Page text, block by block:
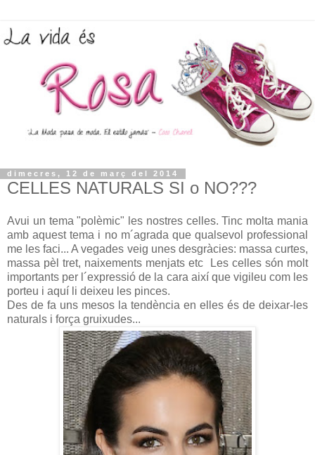
dimecres, 12 de març del 2014
CELLES NATURALS SI o NO???
Avui un tema "polèmic" les nostres celles. Tinc molta mania
amb aquest tema i no m´agrada que qualsevol professional
me les faci... A vegades veig unes desgràcies: massa curtes,
massa pèl tret, naixements menjats etc Les celles són molt
importants per l´expressió de la cara així que vigileu com les
porteu i aquí li deixeu les pinces.
Des de fa uns mesos la tendència en elles és de deixar-les
naturals i força gruixudes...